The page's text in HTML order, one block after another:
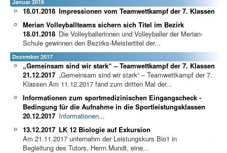
Januar 2018
Impressionen vom Teamwettkampf der 7. Klassen
18.01.2018
Merian Volleyballteams sichern sich Titel im Bezirk
18.01.2018 Die Volleyballerinnen und Volleyballer der Merian-
Schule gewinnen den Bezirks-Meistertitel der...
Dezember 2017
„Gemeinsam sind wir stark“ – Teamwettkampf der 7. Klassen
21.12.2017 „Gemeinsam sind wir stark“ – Teamwettkampf der 7.
Klassen Am 11.12.2017 fand zum dritten Mal der...
Informationen zum sportmedizinischen Eingangscheck -
Bedingung für die Aufnahme in die Sportleistungsklassen
20.12.2017 Informationen...
LK 12 Biologie auf Exkursion
13.12.2017
Am 21.11.2017 unternahm der Leistungskurs Bio1 in
Begleitung des Tutors, Herrn Mundt, eine...